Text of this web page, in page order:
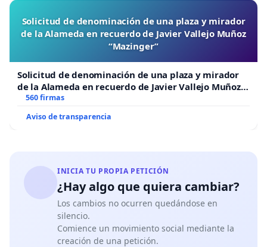
Solicitud de denominación de una plaza y mirador
de la Alameda en recuerdo de Javier Vallejo Muñoz
“Mazinger”
Solicitud de denominación de una plaza y mirador
de la Alameda en recuerdo de Javier Vallejo Muñoz
“Mazinger”
560 firmas
Aviso de transparencia
INICIA TU PROPIA PETICIÓN
¿Hay algo que quiera cambiar?
Los cambios no ocurren quedándose en
silencio.
Comience un movimiento social mediante la
creación de una petición.